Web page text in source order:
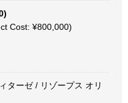
Cost: ¥800,000)
ターゼ / リゾープス オリ